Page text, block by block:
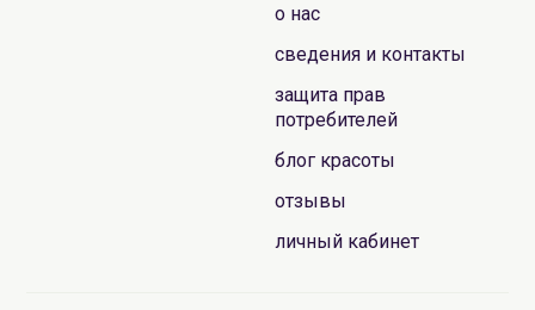
о нас
сведения и контакты
защита прав
потребителей
блог красоты
отзывы
личный кабинет